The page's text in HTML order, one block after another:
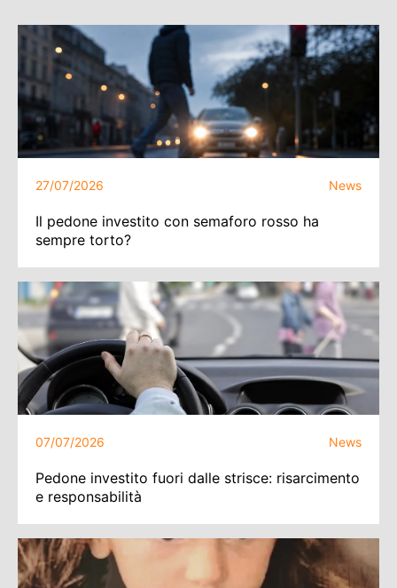
27/07/2026 News
Il pedone investito con semaforo rosso ha
sempre torto?
07/07/2026 News
Pedone investito fuori dalle strisce: risarcimento
e responsabilità